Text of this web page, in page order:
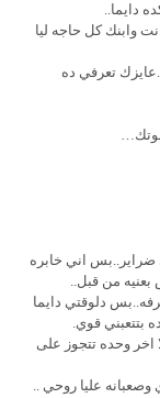
دايما..
وابنك كل حاجه ليا
تعرفي ده
ضراير..بس اني خابره
من قبل..
دلوقتي دايما
بتتعبني قوي.
اخر وحده تتجوز على
عليا روحي ..